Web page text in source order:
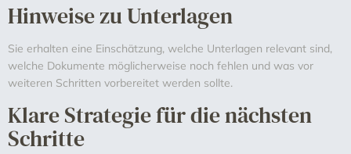
Hinweise zu Unterlagen
Sie erhalten eine Einschätzung, welche Unterlagen relevant sind,
welche Dokumente möglicherweise noch fehlen und was vor
weiteren Schritten vorbereitet werden sollte.
Klare Strategie für die nächsten
Schritte